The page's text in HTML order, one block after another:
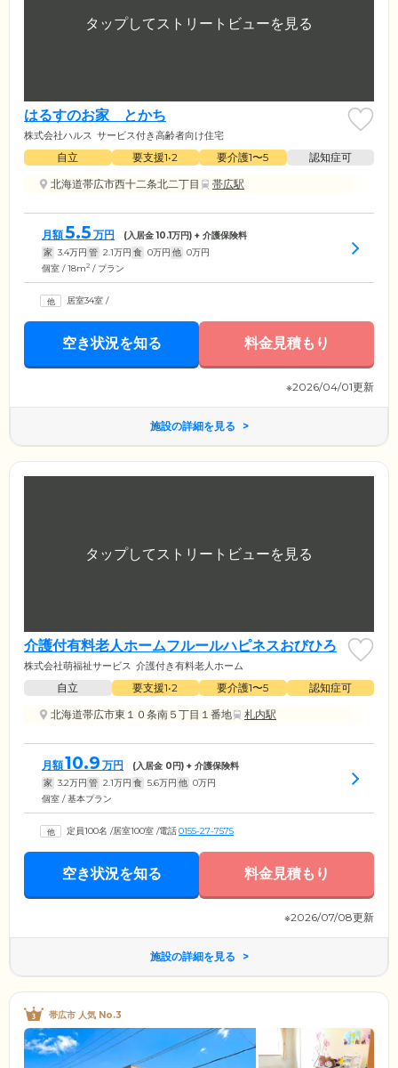
はるすのお家 とかち
株式会社ハルス サービス付き高齢者向け住宅
自立 要支援1•2 要介護1〜5
認知症可
北海道帯広市西十二条北二丁目
帯広駅
月額5.5 万円 (入居金10.1万円) + 介護保険料
家 3.4万円 管 2.1万円 食 0万円 他 0万円
個室 / 18m2 / プラン
居室34室 /
空き状況を知る 料金見積もり
※2026/04/01更新
施設の詳細を見る
介護付有料老人ホームフルールハピネスおびひろ
株式会社萌福祉サービス 介護付き有料老人ホーム
自立 要支援1•2 要介護1〜5
認知症可
北海道帯広市東１０条南５丁目１番地
札内駅
月額10.9 万円 (入居金 0円) + 介護保険料
家 3.2万円 管 2.1万円 食 5.6万円 他 0万円
個室 / 基本プラン
定員100名 /居室100室 /電話0155-27-7575
空き状況を知る 料金見積もり
※2026/07/08更新
施設の詳細を見る
帯広市 人気 No.3